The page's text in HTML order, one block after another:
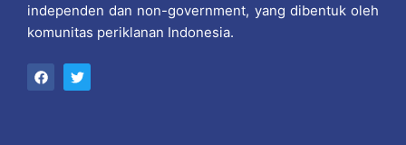
independen dan non-government, yang dibentuk oleh
komunitas periklanan Indonesia.
F
a
c
T
w
i